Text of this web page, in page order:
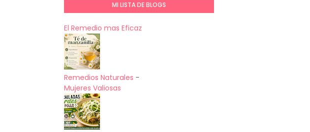
MI LISTA DE BLOGS
El Remedio mas Eficaz
Remedios Naturales -
Mujeres Valiosas